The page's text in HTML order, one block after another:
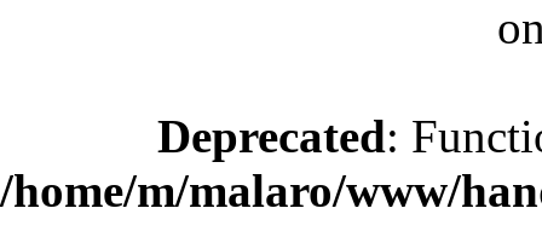
Deprecated:
/home/m/malaro/www/